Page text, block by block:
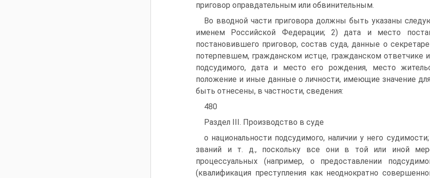
приговор оправдательным или обвинительным.
Во вводной части приговора должны быть указаны
именем Российской Федерации; 2) дата и место
постановившего приговор, состав суда, данные о
потерпевшем, гражданском истце, гражданском ответчике
подсудимого, дата и место его рождения, место
положение и иные данные о личности, имеющие значение
быть отнесены, в частности, сведения:
480
Раздел III. Производство в суде
о национальности подсудимого, наличии у него
званий и т. д., поскольку все они в той или иной
процессуальных (например, о предоставлении
(квалификация преступления как неоднократно